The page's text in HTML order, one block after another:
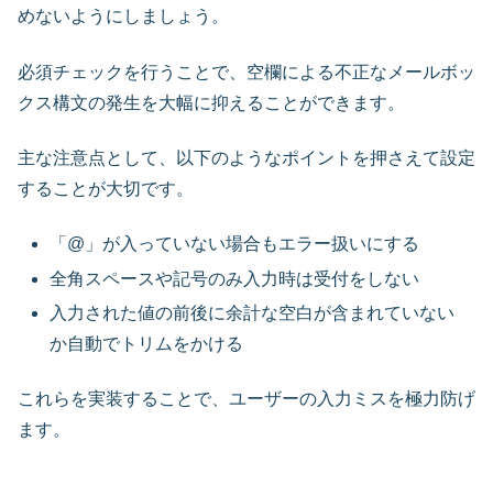
めないようにしましょう。
必須チェックを行うことで、空欄による不正なメールボッ
クス構文の発生を大幅に抑えることができます。
主な注意点として、以下のようなポイントを押さえて設定
することが大切です。
「@」が入っていない場合もエラー扱いにする
全角スペースや記号のみ入力時は受付をしない
入力された値の前後に余計な空白が含まれていない
か自動でトリムをかける
これらを実装することで、ユーザーの入力ミスを極力防げ
ます。